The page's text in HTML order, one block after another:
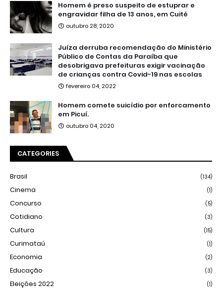
Homem é preso suspeito de estuprar e
engravidar filha de 13 anos, em Cuité
outubro 28, 2020
Juíza derruba recomendação do Ministério
Público de Contas da Paraíba que
desobrigava prefeituras exigir vacinação
de crianças contra Covid-19 nas escolas
fevereiro 04, 2022
Homem comete suicídio por enforcamento
em Picuí.
outubro 04, 2020
CATEGORIES
Brasil (134)
Cinema (1)
Concurso (5)
Cotidiano (3)
Cultura (15)
Curimataú (1)
Economia (2)
Educação (3)
Eleições 2022 (1)